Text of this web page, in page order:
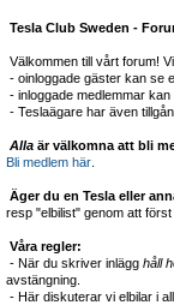
Tesla Club Sweden -
Välkommen till vårt forum!
- oinloggade gäster kan se
- inloggade medlemmar
- Teslaägare har även
Alla är välkomna att bli
Bli medlem här
Äger du en Tesla eller
resp "elbilist" genom att
Våra regler:
- När du skriver inlägg håll
avstängning.
- Här diskuterar vi elbilar i